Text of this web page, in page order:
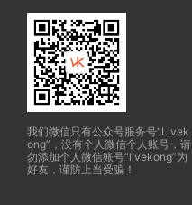
我们微信只有公众号服务号“Livek
ong”，没有个人微信个人账号，请
勿添加个人微信账号“livekong”为
好友，谨防上当受骗！